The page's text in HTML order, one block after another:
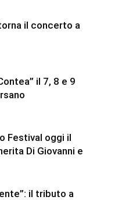
il concerto a
il 7, 8 e 9
Festival oggi il
Di Giovanni e
il tributo a